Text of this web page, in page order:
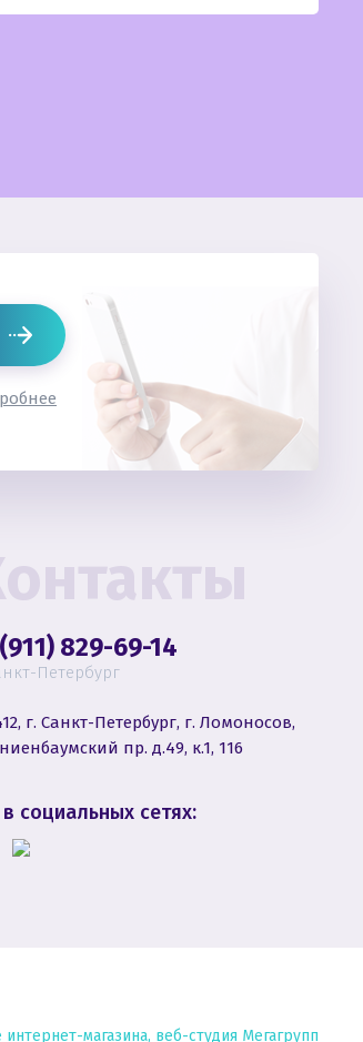
829-69-14
Петербург
г. Санкт-Петербург, г. Ломоносов,
пр. д.49, к.1, 116
социальных сетях:
интернет-магазина, веб-студия Мегагрупп